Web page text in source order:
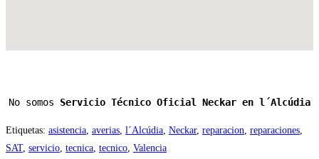
No somos Servicio Técnico Oficial Neckar en l´Alcúdia
Etiquetas: asistencia, averias, l´Alcúdia, Neckar, reparacion, reparaciones,
SAT, servicio, tecnica, tecnico, Valencia